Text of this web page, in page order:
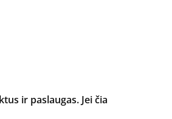
ir paslaugas. Jei čia